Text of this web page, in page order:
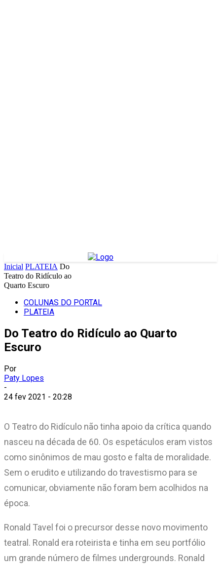
Inicial PLATEIA Do
Teatro do Ridículo ao
Quarto Escuro
COLUNAS DO PORTAL
PLATEIA
Do Teatro do Ridículo ao Quarto
Escuro
Por
Paty Lopes
-
24 fev 2021 - 20:28
O Teatro do Ridículo não tinha apoio da crítica quando
nasceu na década de 60. Os espetáculos eram vistos
como sinônimos de mau gosto e falta de moralidade.
Sem o erudito e utilizando do travestismo para se
comunicar, obviamente não foram bem acolhidos na
época.
Ronald Tavel foi o precursor desse novo movimento
teatral. Ronald era roteirista e tinha em seu portfólio
um grande número de filmes undergrounds. Ronald